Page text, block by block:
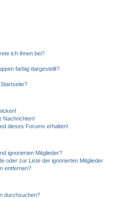
ich ihnen bei?
farbig dargestellt?
Nachrichten!
dieses Forums erhalten!
ignorierten Mitglieder?
oder zur Liste der ignorierten Mitglieder
entfernen?
durchsuchen?